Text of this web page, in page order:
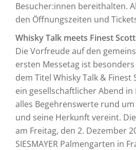
Besucher:innen bereithalten.
den Öffnungszeiten und
Whisky Talk meets Finest
Die Vorfreude auf den
ersten Messetag ist
dem Titel Whisky Talk &
ein gesellschaftlicher Abend
alles Begehrenswerte rund
und seine Herkunft vereint.
am Freitag, den 2. Dezember
SIESMAYER Palmengarten in